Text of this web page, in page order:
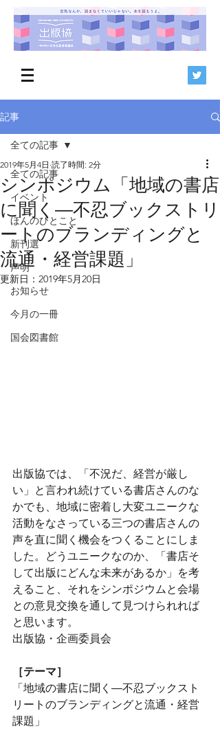
記事
全ての記事
イベント
ほんのひとこと
新刊選
声明
お知らせ
今月の一冊
国会図書館
全ての記事
シンポジウム「地域の書店
に聞く―不忍ブックストリ
ートのブランディングと
流通・経営課題」
2019年5月4日 読了時間: 2分
更新日： 2019年5月20日
出版協では、「不況だ、経営が厳し
い」と言われ続けている書店さんのな
かでも、地域に密着し大変ユニークな
活動をなさっている三つの書店さんの
声を直に聞く機会をつくることにしま
した。どうユニークなのか、「書店そ
して出版にどんな未来があるか」を考
えること、それをシンポジウムと会場
との意見交換を通して見つけられれば
と思います。
出版協・企画委員会
［テーマ］
「地域の書店に聞く―不忍ブックスト
リートのブランディングと流通・経営
課題」